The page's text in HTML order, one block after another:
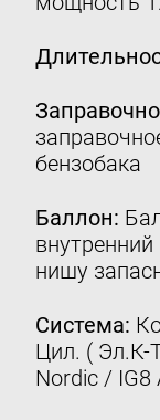
8 (800) 777-
Оставить
Подпишитесь
Email
бензобака
Баллон:
нишу
Система:
Цил. ( Эл.К-
Nordic / IG8